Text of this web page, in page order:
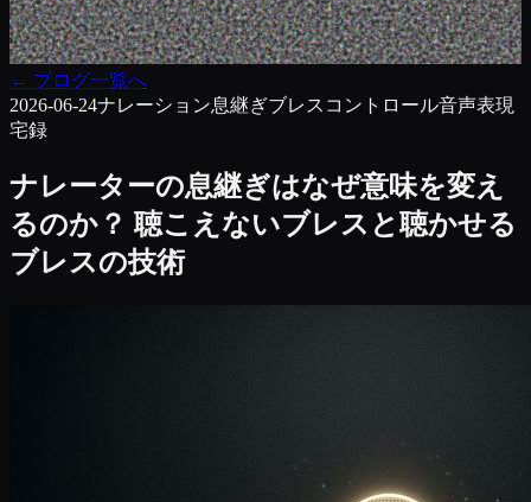
← ブログ一覧へ
2026-06-24ナレーション息継ぎブレスコントロール音声表現
宅録
ナレーターの息継ぎはなぜ意味を変え
るのか？ 聴こえないブレスと聴かせる
ブレスの技術